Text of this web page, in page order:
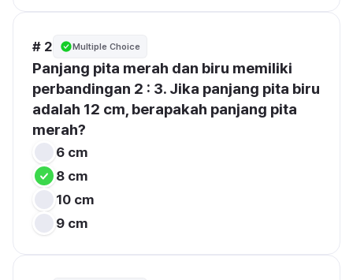
# 2 Multiple Choice
Panjang pita merah dan biru memiliki
perbandingan 2 : 3. Jika panjang pita biru
adalah 12 cm, berapakah panjang pita
merah?
6 cm
8 cm
10 cm
9 cm